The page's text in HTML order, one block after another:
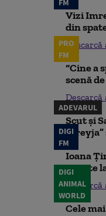
FM
Vizi
din
PRO
FM
“Cine a
scenă
ADEVARUL
Scut și
DIGI
FM
Ioana
noapte
DIGI
ANIMAL
WORLD
Cele